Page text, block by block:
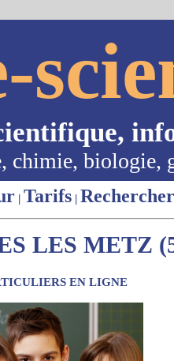
chimie, biologie,
| Tarifs | Rechercher
LES METZ
EN LIGNE